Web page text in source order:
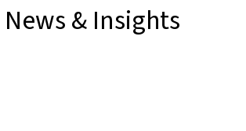
News & Insights